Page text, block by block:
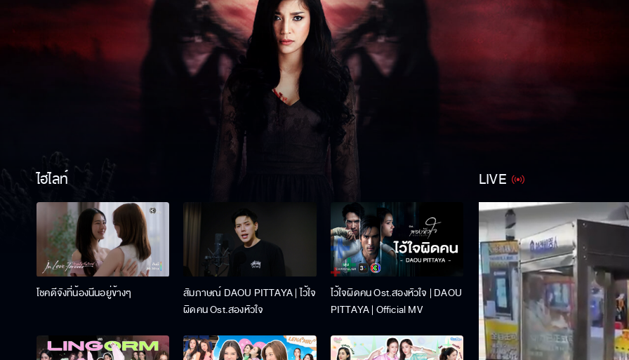
ไฮไลท์
โชคดีจังที่น้องนีนอยู่ข้างๆ
สัมภาษณ์ DAOU PITTAYA | ไว้ใจ
ผิดคน Ost.สองหัวใจ
ไว้ใจผิดคน Ost.สองหัวใจ | DAOU
PITTAYA | Official MV
LIVE